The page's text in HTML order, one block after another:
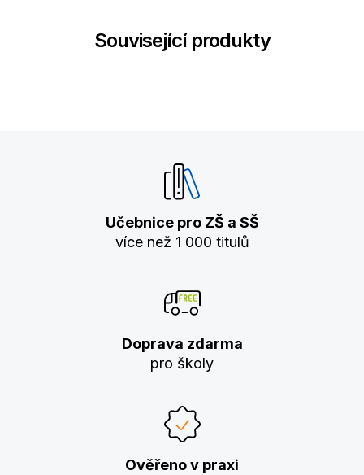
Související produkty
Učebnice pro ZŠ a SŠ
více než 1 000 titulů
Doprava zdarma
pro školy
Ověřeno v praxi